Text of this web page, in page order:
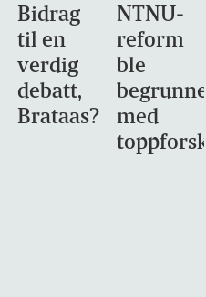
Bidrag
til en
verdig
debatt,
Brataas?
NTNU-
reform
ble
begrunnet
med